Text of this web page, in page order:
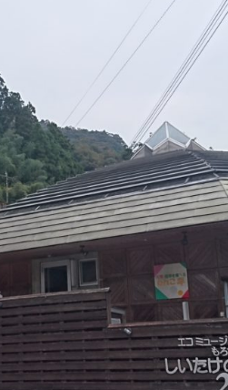
遊ぶ
作る
食べる
泊まる
観る
やま学校
開花情報
紅葉情報